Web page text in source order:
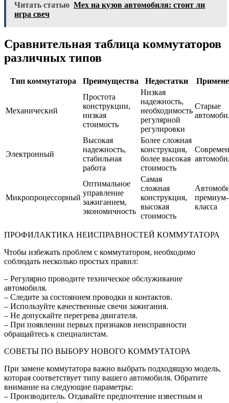
Читать статью Мех на кузов автомобиля: стоит ли
игра свеч
Сравнительная таблица коммутаторов
различных типов
Тип коммутатора Преимущества Недостатки
Механический
Простота
конструкции,
низкая
стоимость
Низкая
надежность,
необходимость
регулярной
регулировки
Старые
Электронный
Высокая
надежность,
стабильная
работа
Более сложная
конструкция,
более высокая
стоимость
Микропроцессорный
Оптимальное
управление
зажиганием,
экономичность
Самая
сложная
конструкция,
высокая
стоимость
премиум-
класса
ПРОФИЛАКТИКА НЕИСПРАВНОСТЕЙ КОММУТАТОРА
Чтобы избежать проблем с коммутатором, необходимо
соблюдать несколько простых правил:
– Регулярно проводите техническое обслуживание
автомобиля.
– Следите за состоянием проводки и контактов.
– Используйте качественные свечи зажигания.
– Не допускайте перегрева двигателя.
– При появлении первых признаков неисправности
обращайтесь к специалистам.
СОВЕТЫ ПО ВЫБОРУ НОВОГО КОММУТАТОРА
При замене коммутатора важно выбрать подходящую модель,
которая соответствует типу вашего автомобиля. Обратите
внимание на следующие параметры:
– Производитель. Отдавайте предпочтение известным и